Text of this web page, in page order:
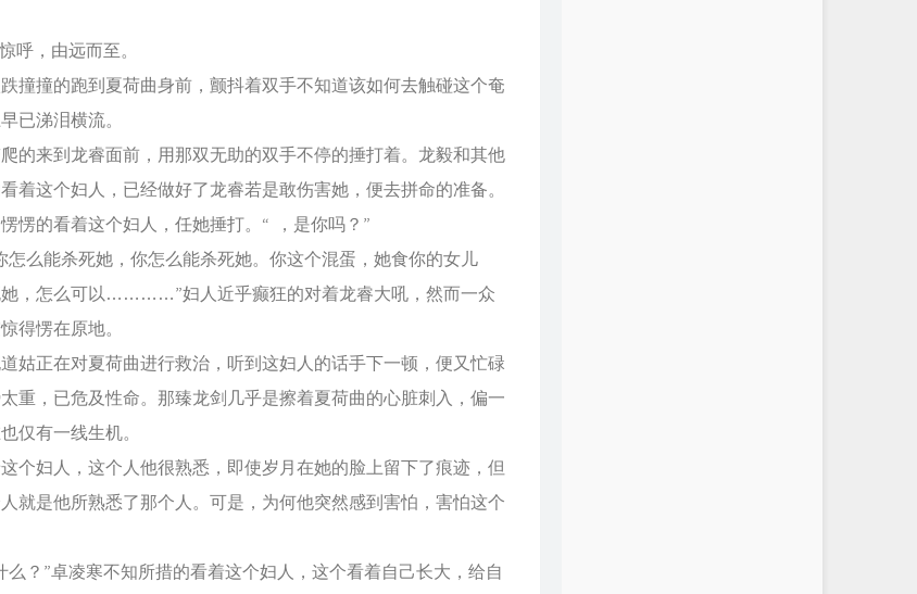
，由远而至。
撞的跑到夏荷曲身前，颤抖着双手不知道该如何去触碰这个奄
已涕泪横流。
来到龙睿面前，用那双无助的双手不停的捶打着。龙毅和其他
着这个妇人，已经做好了龙睿若是敢伤害她，便去拼命的准备。
的看着这个妇人，任她捶打。“ ，是你吗？”
么能杀死她，你怎么能杀死她。你这个混蛋，她食你的女儿
她，怎么可以…………”妇人近乎癫狂的对着龙睿大吼，然而一众
得愣在原地。
正在对夏荷曲进行救治，听到这妇人的话手下一顿，便又忙碌
重，已危及性命。那臻龙剑几乎是擦着夏荷曲的心脏刺入，偏一
仅有一线生机。
妇人，这个人他很熟悉，即使岁月在她的脸上留下了痕迹，但
就是他所熟悉了那个人。可是，为何他突然感到害怕，害怕这个
？”卓凌寒不知所措的看着这个妇人，这个看着自己长大，给自